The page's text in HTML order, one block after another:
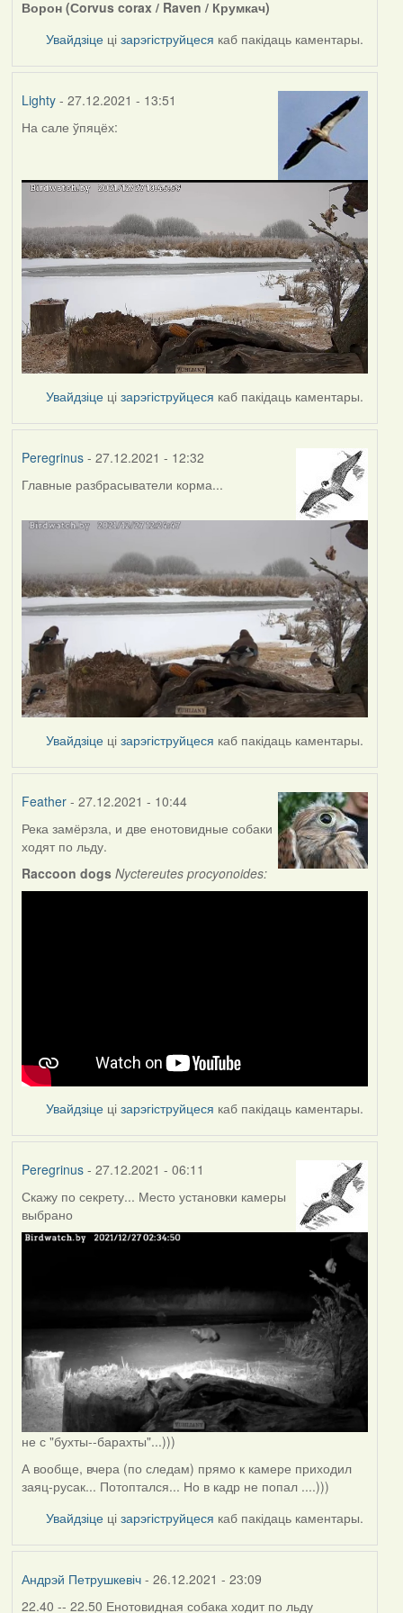
Ворон (Сorvus corax / Raven / Крумкач)
Увайдзіце цізарэгіструйцеся каб пакідаць каментары.
Lighty- 27.12.2021 - 13:51
На сале ўпяцёх:
Увайдзіце цізарэгіструйцеся каб пакідаць каментары.
Peregrinus- 27.12.2021 - 12:32
Главные разбрасыватели корма...
Увайдзіце цізарэгіструйцеся каб пакідаць каментары.
Feather- 27.12.2021 - 10:44
Река замёрзла, и две енотовидные собаки
ходят по льду.
Raccoon dogs Nyctereutes procyonoides:
Увайдзіце цізарэгіструйцеся каб пакідаць каментары.
Peregrinus- 27.12.2021 - 06:11
Скажу по секрету... Место установки камеры
выбрано
не с "бухты--барахты"...)))
А вообще, вчера (по следам) прямо к камере приходил
заяц-русак... Потоптался... Но в кадр не попал ....)))
Увайдзіце цізарэгіструйцеся каб пакідаць каментары.
Андрэй Петрушкевіч- 26.12.2021 - 23:09
22.40 -- 22.50 Енотовидная собака ходит по льду